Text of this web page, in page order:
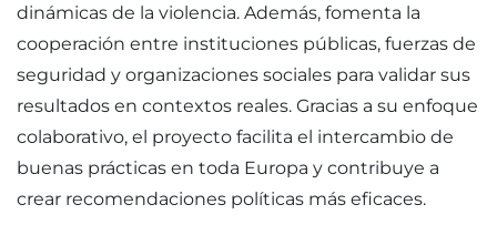
dinámicas de la violencia. Además, fomenta la
cooperación entre instituciones públicas, fuerzas de
seguridad y organizaciones sociales para validar sus
resultados en contextos reales. Gracias a su enfoque
colaborativo, el proyecto facilita el intercambio de
buenas prácticas en toda Europa y contribuye a
crear recomendaciones políticas más eficaces.